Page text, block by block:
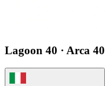
Lagoon 40 · Arca 40